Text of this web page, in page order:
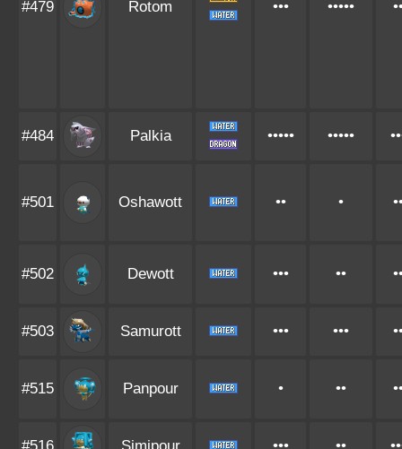
#479 Rotom ••• •••••
#484 Palkia ••••• •••••
#501 Oshawott •• •
#502 Dewott ••• ••
#503 Samurott ••• •••
#515 Panpour • ••